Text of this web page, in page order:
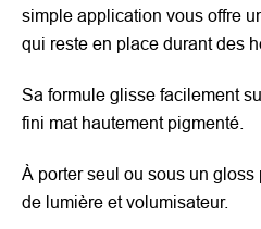
simple application vous offre
qui reste en place durant des
Sa formule glisse facilement
fini mat hautement pigmenté.
À porter seul ou sous un
de lumière et volumisateur.